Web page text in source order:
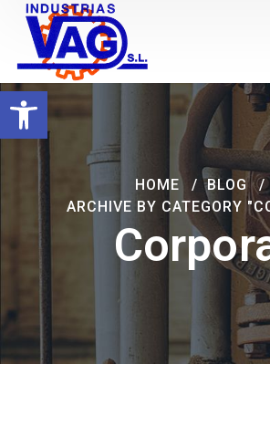
Abrir barra de herramientas
HOME
BLOG
ARCHIVE BY CATEGORY